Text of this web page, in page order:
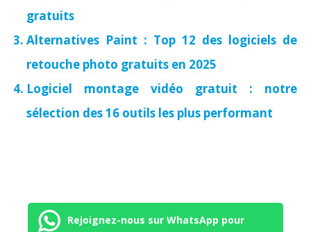
gratuits
Alternatives Paint : Top 12 des logiciels de
retouche photo gratuits en 2025
Logiciel montage vidéo gratuit : notre
sélection des 16 outils les plus performant
Rejoignez-nous sur WhatsApp pour